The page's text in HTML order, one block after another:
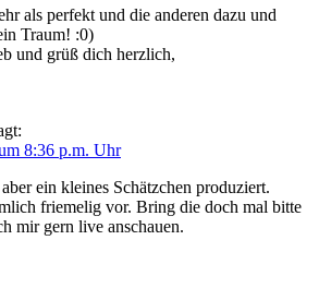
als perfekt und die anderen dazu und
Traum! :0)
und grüß dich herzlich,
8:36 p.m. Uhr
ein kleines Schätzchen produziert.
friemelig vor. Bring die doch mal bitte
mir gern live anschauen.